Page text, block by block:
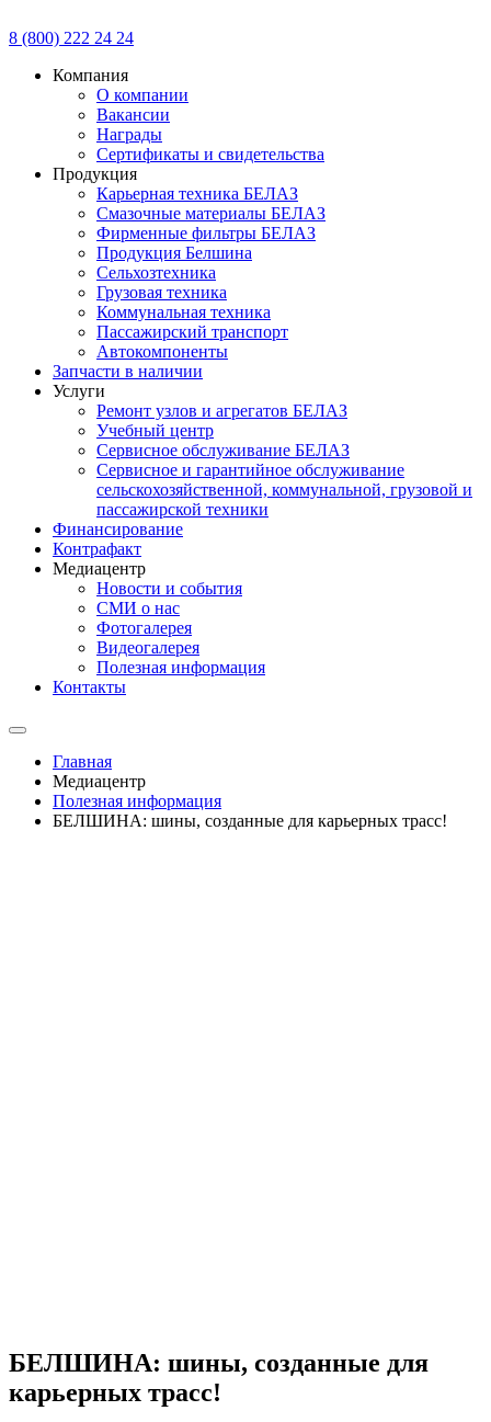
8 (800) 222 24 24
Компания
О компании
Вакансии
Награды
Сертификаты и свидетельства
Продукция
Карьерная техника БЕЛАЗ
Смазочные материалы БЕЛАЗ
Фирменные фильтры БЕЛАЗ
Продукция Белшина
Сельхозтехника
Грузовая техника
Коммунальная техника
Пассажирский транспорт
Автокомпоненты
Запчасти в наличии
Услуги
Ремонт узлов и агрегатов БЕЛАЗ
Учебный центр
Сервисное обслуживание БЕЛАЗ
Сервисное и гарантийное обслуживание
сельскохозяйственной, коммунальной, грузовой и
пассажирской техники
Финансирование
Контрафакт
Медиацентр
Новости и события
СМИ о нас
Фотогалерея
Видеогалерея
Полезная информация
Контакты
Главная
Медиацентр
Полезная информация
БЕЛШИНА: шины, созданные для карьерных трасс!
БЕЛШИНА: шины, созданные для
карьерных трасс!